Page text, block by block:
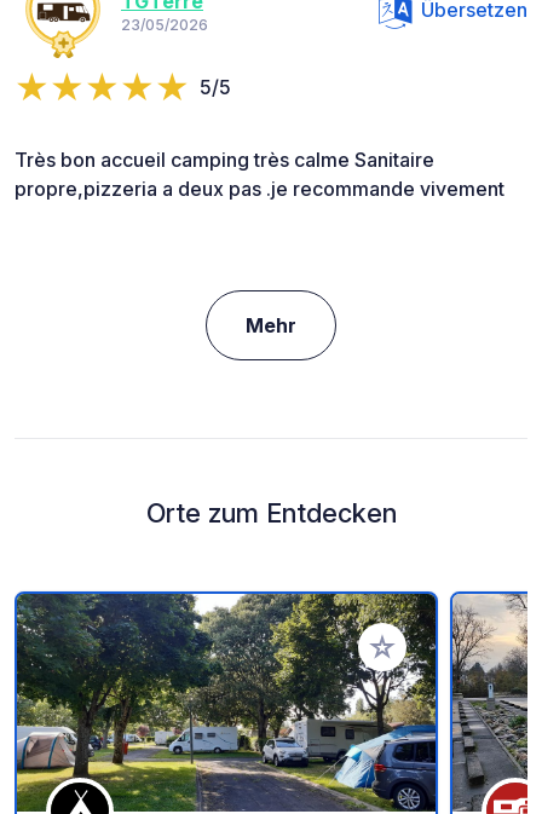
23/05/2026
Übersetzen
5/5
Très bon accueil camping très calme Sanitaire
propre,pizzeria a deux pas .je recommande vivement
Mehr
Orte zum Entdecken
Zu Ihren Favoriten